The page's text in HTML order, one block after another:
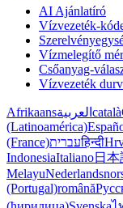
AI Ajánlatíró
Vízvezeték-
Vízmelegítő
Csőanyag-
Vízvezeték
Afrikaansالعربية català
(Latinoamérica)
(France)עבריתहिन्दी
IndonesiaItaliano日本
MelayuNederlands
(Portugal)română